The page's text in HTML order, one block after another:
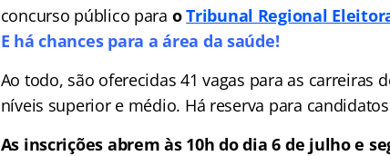
concurso público para oTribunal Regional
E há chances para a área da saúde!
Ao todo, são oferecidas 41 vagas para as carreiras
níveis superior e médio. Há reserva para
As inscrições abrem às 10h do dia 6 de julho e